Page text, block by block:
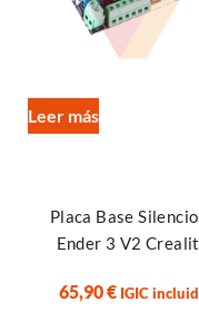
Leer más
Placa Base
Ender 3 V2
65,90€ IGIC